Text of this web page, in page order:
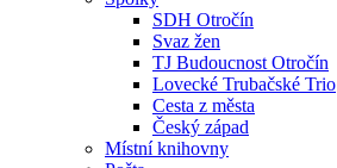
SDH Otročín
Svaz žen
TJ Budoucnost Otročín
Lovecké Trubačské Trio
Cesta z města
Český západ
Místní knihovny